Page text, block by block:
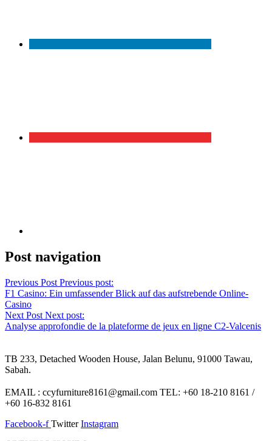
Post navigation
Previous Post Previous post:
F1 Casino: Ein umfassender Blick auf das aufstrebende Online-
Casino
Next Post Next post:
Analyse approfondie de la plateforme de jeux en ligne C2-Valcenis
TB 233, Detached Wooden House, Jalan Belunu, 91000 Tawau,
Sabah.
EMAIL : ccyfurniture8161@gmail.com TEL: +60 18-210 8161 /
+60 16-832 8161
Facebook-f Twitter Instagram